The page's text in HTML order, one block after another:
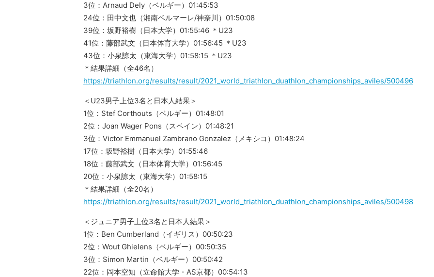
3位：Arnaud Dely（ベルギー）01:45:53
24位：田中文也（湘南ベルマーレ/神奈川）01:50:08
39位：坂野裕樹（日本大学）01:55:46 ＊U23
41位：藤部武文（日本体育大学）01:56:45 ＊U23
43位：小泉諒太（東海大学）01:58:15 ＊U23
＊結果詳細（全46名）
https://triathlon.org/results/result/2021_world_triathlon_duathlon_championships_aviles/500496
＜U23男子上位3名と日本人結果＞
1位：Stef Corthouts（ベルギー）01:48:01
2位：Joan Wager Pons（スペイン）01:48:21
3位：Victor Emmanuel Zambrano Gonzalez（メキシコ）01:48:24
17位：坂野裕樹（日本大学）01:55:46
18位：藤部武文（日本体育大学）01:56:45
20位：小泉諒太（東海大学）01:58:15
＊結果詳細（全20名）
https://triathlon.org/results/result/2021_world_triathlon_duathlon_championships_aviles/500498
＜ジュニア男子上位3名と日本人結果＞
1位：Ben Cumberland（イギリス）00:50:23
2位：Wout Ghielens（ベルギー）00:50:35
3位：Simon Martin（ベルギー）00:50:42
22位：岡本空知（立命館大学・AS京都）00:54:13